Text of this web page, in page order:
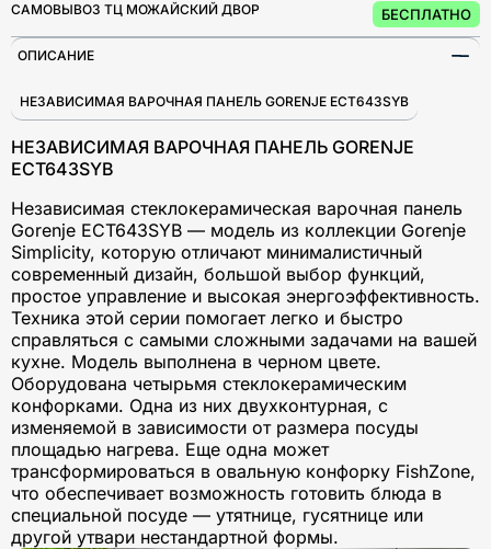
САМОВЫВОЗ ТЦ МОЖАЙСКИЙ ДВОР БЕСПЛАТНО
ОПИСАНИЕ
НЕЗАВИСИМАЯ ВАРОЧНАЯ ПАНЕЛЬ GORENJE ECT643SYB
НЕЗАВИСИМАЯ ВАРОЧНАЯ ПАНЕЛЬ GORENJE
ECT643SYB
Независимая стеклокерамическая варочная панель
Gorenje ECT643SYB — модель из коллекции Gorenje
Simplicity, которую отличают минималистичный
современный дизайн, большой выбор функций,
простое управление и высокая энергоэффективность.
Техника этой серии помогает легко и быстро
справляться с самыми сложными задачами на вашей
кухне. Модель выполнена в черном цвете.
Оборудована четырьмя стеклокерамическим
конфорками. Одна из них двухконтурная, с
изменяемой в зависимости от размера посуды
площадью нагрева. Еще одна может
трансформироваться в овальную конфорку FishZone,
что обеспечивает возможность готовить блюда в
специальной посуде — утятнице, гусятнице или
другой утвари нестандартной формы.